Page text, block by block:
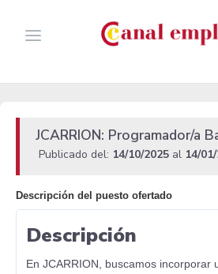
JCARRION: Programador/a
Publicado del: 14/10/2025 al 14/
Descripción del puesto ofertado
Descripción
En JCARRION, buscamos incorporar